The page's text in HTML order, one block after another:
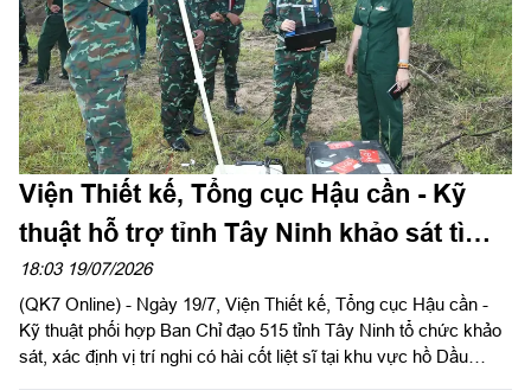
Viện Thiết kế, Tổng cục Hậu cần - Kỹ
thuật hỗ trợ tỉnh Tây Ninh khảo sát tìm
kiếm hài cốt liệt sĩ
18:03 19/07/2026
(QK7 Online) - Ngày 19/7, Viện Thiết kế, Tổng cục Hậu cần -
Kỹ thuật phối hợp Ban Chỉ đạo 515 tỉnh Tây Ninh tổ chức khảo
sát, xác định vị trí nghi có hài cốt liệt sĩ tại khu vực hồ Dầu